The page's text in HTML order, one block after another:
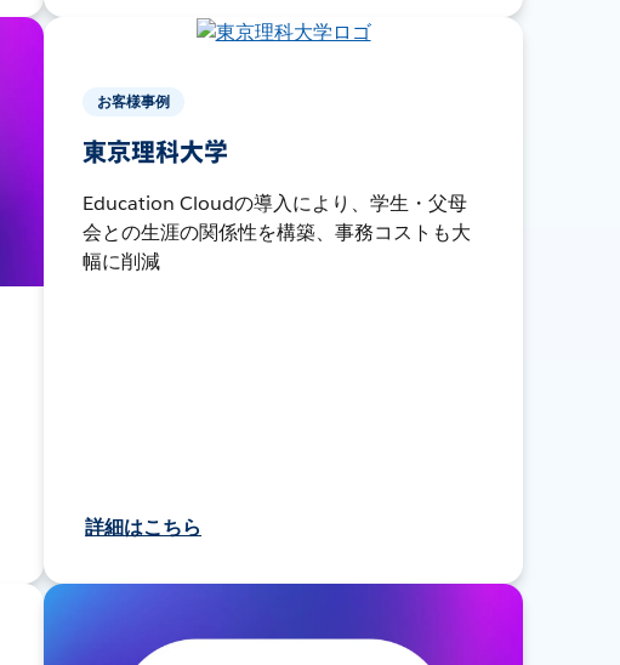
お客様事例
東京理科大学
Education Cloudの導入により、学生・父母
会との生涯の関係性を構築、事務コストも大
幅に削減
詳細はこちら